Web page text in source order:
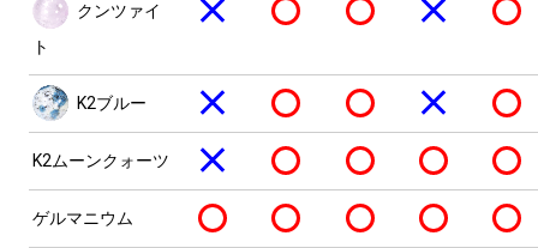
クンツァイ
ト
K2ブルー
K2ムーンクォーツ
ゲルマニウム